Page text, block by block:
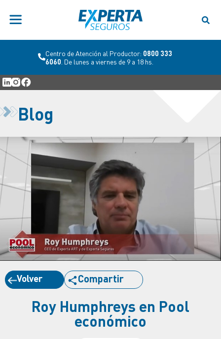
Centro de Atención al Productor: 0800 333
6060 . De lunes a viernes de 9 a 18 hs.
Blog
Volver Compartir
Roy Humphreys en Pool
económico